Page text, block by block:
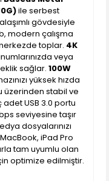
ile serbest
gövdesiyle
modern çalışma
toplar. 4K
veya
sağlar. 100W
yüksek hızda
üzerinden stabil ve
adet USB 3.0 portu
seviyesine taşır
dosyalarınızı
iPad Pro
tam uyumlu olan
optimize edilmiştir.